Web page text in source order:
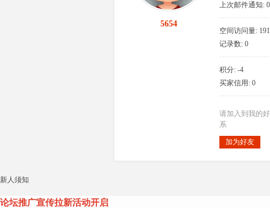
5654
上次邮件通知: 0
空间访问量: 191
记录数: 0
积分: -4
买家信用: 0
请加入到我的
系
加为好友
新人须知
论坛推广宣传拉新活动开启